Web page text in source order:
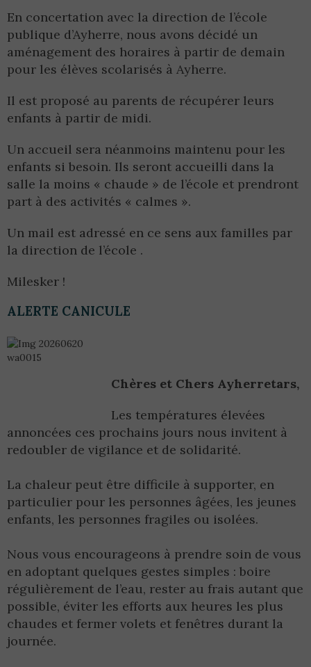
En concertation avec la direction de l’école
publique d’Ayherre, nous avons décidé un
aménagement des horaires à partir de demain
pour les élèves scolarisés à Ayherre.
Il est proposé au parents de récupérer leurs
enfants à partir de midi.
Un accueil sera néanmoins maintenu pour les
enfants si besoin. Ils seront accueilli dans la
salle la moins « chaude » de l’école et prendront
part à des activités « calmes ».
Un mail est adressé en ce sens aux familles par
la direction de l’école .
Milesker !
ALERTE CANICULE
Chères et Chers Ayherretars,
Les températures élevées
annoncées ces prochains jours nous invitent à
redoubler de vigilance et de solidarité.
La chaleur peut être difficile à supporter, en
particulier pour les personnes âgées, les jeunes
enfants, les personnes fragiles ou isolées.
Nous vous encourageons à prendre soin de vous
en adoptant quelques gestes simples : boire
régulièrement de l’eau, rester au frais autant que
possible, éviter les efforts aux heures les plus
chaudes et fermer volets et fenêtres durant la
journée.